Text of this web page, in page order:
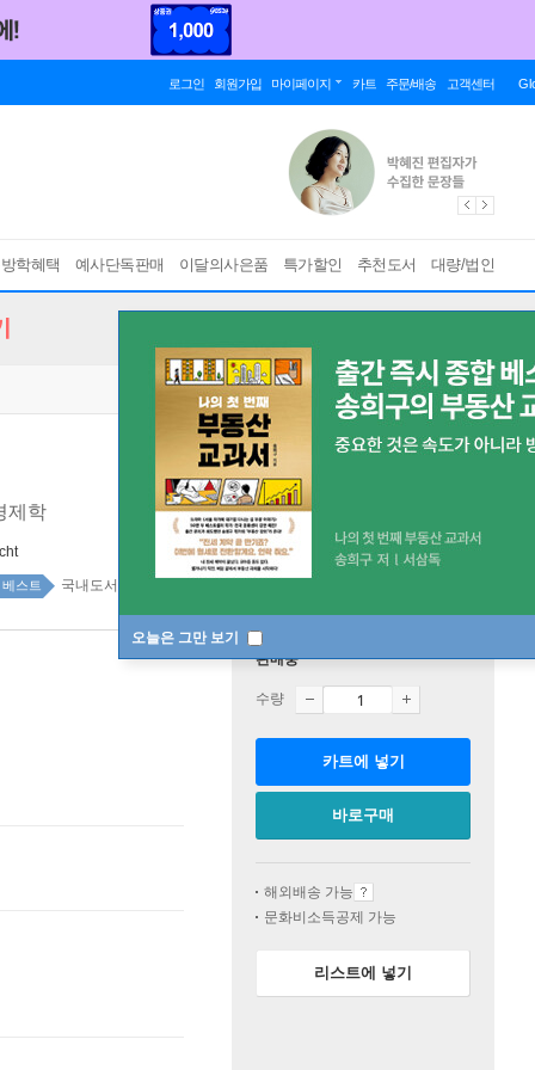
로그인 회원가입 마이페이지 카트 주문/배송 고객센터
학혜택 예사단독판매 이달의사은품 특가할인 추천도서 대량/법인
오늘은 그만 보기
제학
베스트 국내도서 top20 9주
판매중
수량
카트에 넣기
바로구매
해외배송 가능
문화비소득공제 가능
리스트에 넣기